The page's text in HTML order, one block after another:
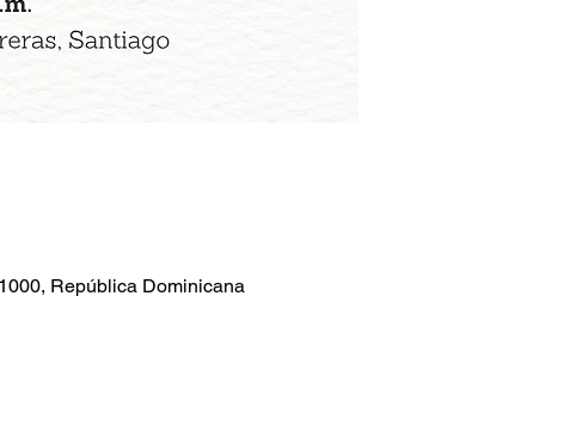
República Dominicana